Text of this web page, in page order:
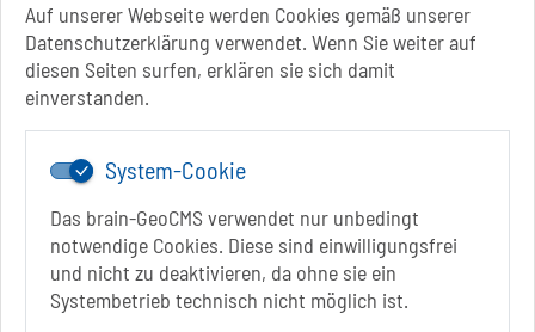
Auf unserer Webseite werden Cookies gemäß unserer
Datenschutzerklärung verwendet. Wenn Sie weiter auf
diesen Seiten surfen, erklären sie sich damit
einverstanden.
System-Cookie
Das brain-GeoCMS verwendet nur unbedingt
notwendige Cookies. Diese sind einwilligungsfrei
und nicht zu deaktivieren, da ohne sie ein
Systembetrieb technisch nicht möglich ist.
Sachsen-Anhalt
+49 3928 710-0
+49 3928 710-199
stadt.sbk[at]schoenebeck-elbe.de
www.schoenebeck.de
Di.: 9 Uhr - 11.30 Uhr
13 Uhr - 18 Uhr
Do.: 9 Uhr - 11.30 Uhr
Fr.: nach Vereinbarung